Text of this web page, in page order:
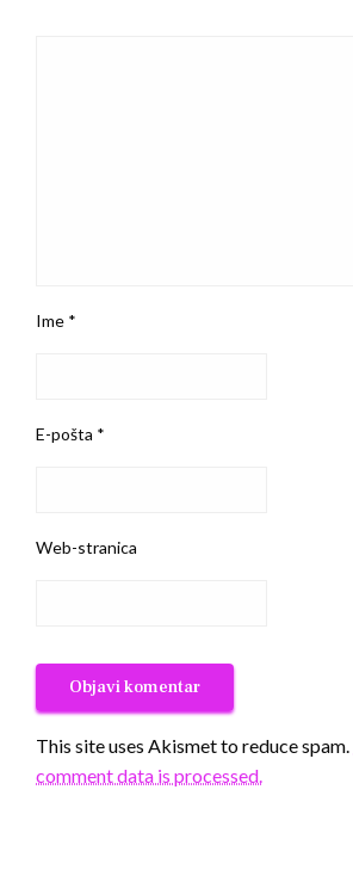
Ime *
E-pošta *
Web-stranica
This site uses Akismet to reduce spam.
comment data is processed.